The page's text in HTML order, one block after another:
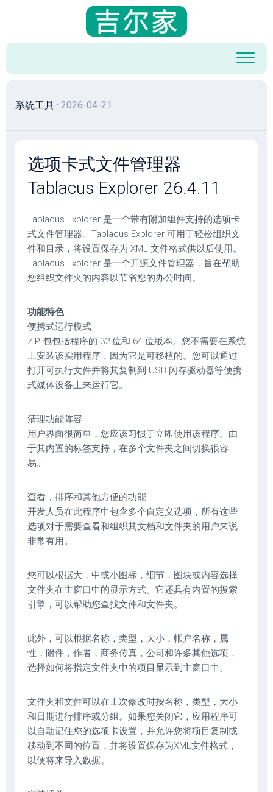
容
系统工具 · 2026-04-21
选项卡式文件管理器
Tablacus Explorer 26.4.11
Tablacus Explorer 是一个带有附加组件支持的选项卡
式文件管理器。Tablacus Explorer 可用于轻松组织文
件和目录，将设置保存为 XML 文件格式供以后使用。
Tablacus Explorer 是一个开源文件管理器，旨在帮助
您组织文件夹的内容以节省您的办公时间。
功能特色
便携式运行模式
ZIP 包包括程序的 32 位和 64 位版本。您不需要在系统
上安装该实用程序，因为它是可移植的。您可以通过
打开可执行文件并将其复制到 USB 闪存驱动器等便携
式媒体设备上来运行它。
清理功能阵容
用户界面很简单，您应该习惯于立即使用该程序。由
于其内置的标签支持，在多个文件夹之间切换很容
易。
查看，排序和其他方便的功能
开发人员在此程序中包含多个自定义选项，所有这些
选项对于需要查看和组织其文档和文件夹的用户来说
非常有用。
您可以根据大，中或小图标，细节，图块或内容选择
文件夹在主窗口中的显示方式。它还具有内置的搜索
引擎，可以帮助您查找文件和文件夹。
此外，可以根据名称，类型，大小，帐户名称，属
性，附件，作者，商务传真，公司和许多其他选项，
选择如何将指定文件夹中的项目显示到主窗口中。
文件夹和文件可以在上次修改时按名称，类型，大小
和日期进行排序或分组。如果您关闭它，应用程序可
以自动记住您的选项卡设置，并允许您将项目复制或
移动到不同的位置，并将设置保存为XML文件格式，
以便将来导入数据。